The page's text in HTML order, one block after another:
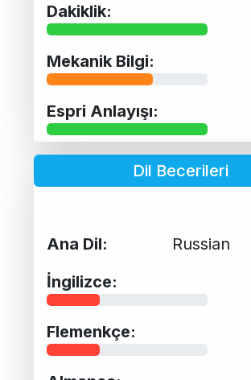
Dakiklik:
Mekanik Bilgi:
Espri Anlayışı:
Dil Becerileri
Ana Dil:
Russian
İngilizce:
Flemenkçe: